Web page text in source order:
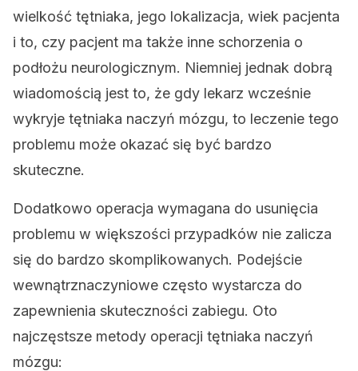
wielkość tętniaka, jego lokalizacja, wiek pacjenta
i to, czy pacjent ma także inne schorzenia o
podłożu neurologicznym. Niemniej jednak dobrą
wiadomością jest to, że gdy lekarz wcześnie
wykryje tętniaka naczyń mózgu, to leczenie tego
problemu może okazać się być bardzo
skuteczne.
Dodatkowo operacja wymagana do usunięcia
problemu w większości przypadków nie zalicza
się do bardzo skomplikowanych. Podejście
wewnątrznaczyniowe często wystarcza do
zapewnienia skuteczności zabiegu. Oto
najczęstsze metody operacji tętniaka naczyń
mózgu: